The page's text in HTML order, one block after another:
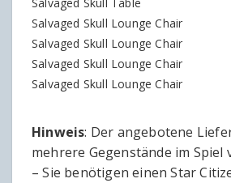
Salvaged Skull Table
Salvaged Skull Lounge Chair
Salvaged Skull Lounge Chair
Salvaged Skull Lounge Chair
Salvaged Skull Lounge Chair
Hinweis: Der angebotene
mehrere Gegenstände im Spiel
– Sie benötigen einen Star